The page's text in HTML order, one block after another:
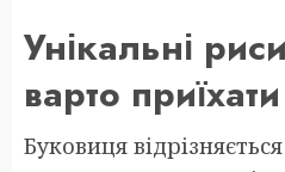
Унікальні
варто
Буковиця